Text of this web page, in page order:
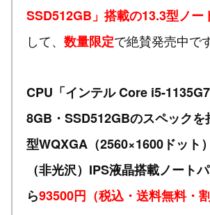
SSD512GB」搭載の13.3型ノー
して、 数量限定で絶賛発売中で
CPU「インテル Core i5-
8GB・SSD512GBのスペックを
型WQXGA（2560×1600ドット
（非光沢）IPS液晶搭載ノート
ら93500円（税込・送料無料・割